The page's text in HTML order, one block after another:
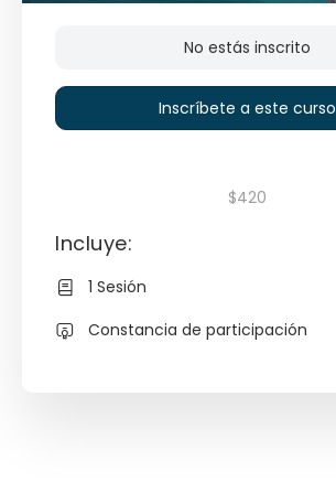
No estás inscrito
Inscríbete a este curso
$420
Incluye:
1 Sesión
Constancia de participación